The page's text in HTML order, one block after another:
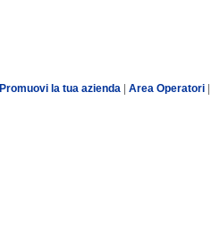
Promuovi la tua azienda Area Operatori